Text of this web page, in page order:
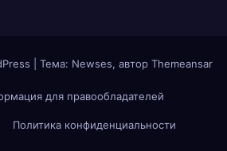
Тема: Newses, автор Themeansar
для правообладателей
Политика конфиденциальности